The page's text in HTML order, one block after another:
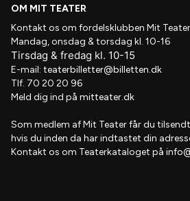
OM MIT TEATER
Kontakt os om fordelsklubben Mit Teater
Mandag, onsdag & torsdag kl. 10-16
Tirsdag & fredag kl. 10-15
E-mail: teaterbilletter@billetten.dk
Tlf. 70 20 20 96
Meld dig ind på mitteater.dk
Som medlem afMit Teaterfår du tilsendt
hvis du inden da har indtastet din
Kontakt os om Teaterkataloget på